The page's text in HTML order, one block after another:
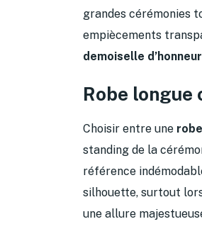
grandes cérémonies
empiècements
demoiselle d’honneur
Robe longue
Choisir entre une
standing de la
référence
silhouette, surtout
une allure